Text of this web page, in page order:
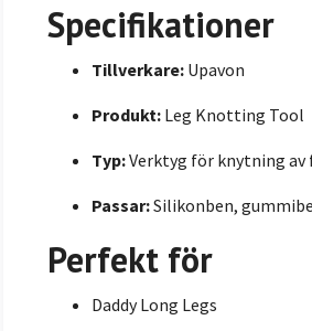
Specifikationer
Tillverkare: Upavon
Produkt: Leg Knotting Tool
Typ:Verktyg för knytning av
Passar:Silikonben,
Perfekt för
Daddy Long Legs